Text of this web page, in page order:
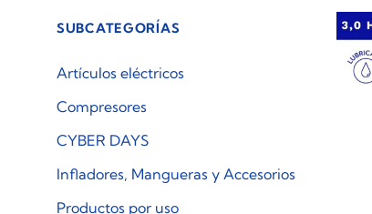
SUBCATEGORÍAS
Artículos eléctricos
Compresores
CYBER DAYS
Infladores, Mangueras y Accesorios
Productos por uso